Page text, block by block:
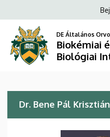
Bene
Pál
Krisztián
Biokémiai
a
tartalomra
DE Általános
Biokémiai
Biológiai
Dr. Bene Pál Krisztián